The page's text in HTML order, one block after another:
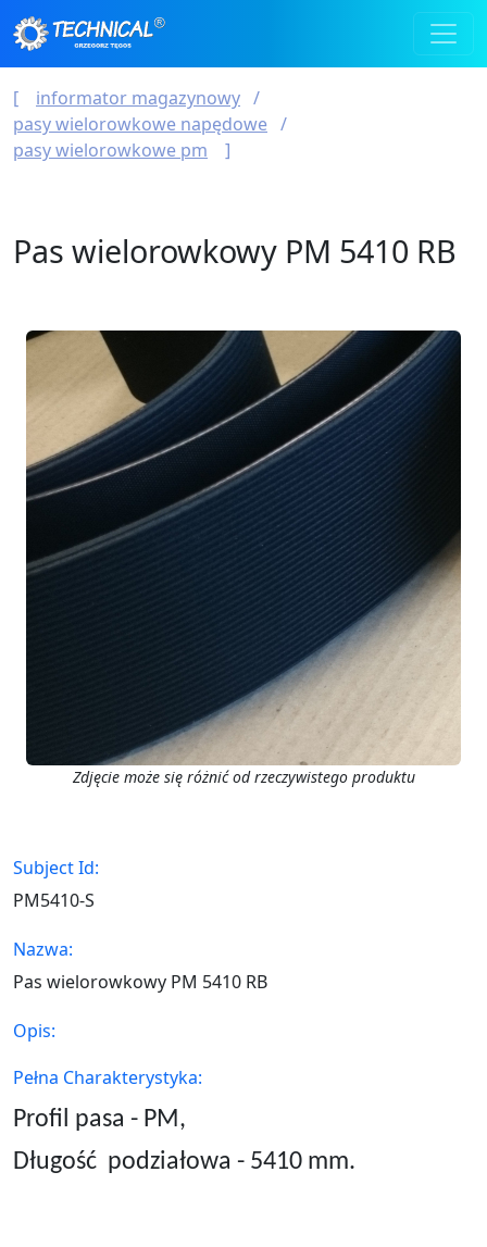
informator magazynowy
pasy wielorowkowe napędowe
pasy wielorowkowe pm
Pas wielorowkowy PM 5410 RB
Zdjęcie może się różnić od rzeczywistego produktu
Subject Id:
PM5410-S
Nazwa:
Pas wielorowkowy PM 5410 RB
Opis:
Pełna Charakterystyka:
Profil pasa - PM,
Długość podziałowa - 5410 mm.